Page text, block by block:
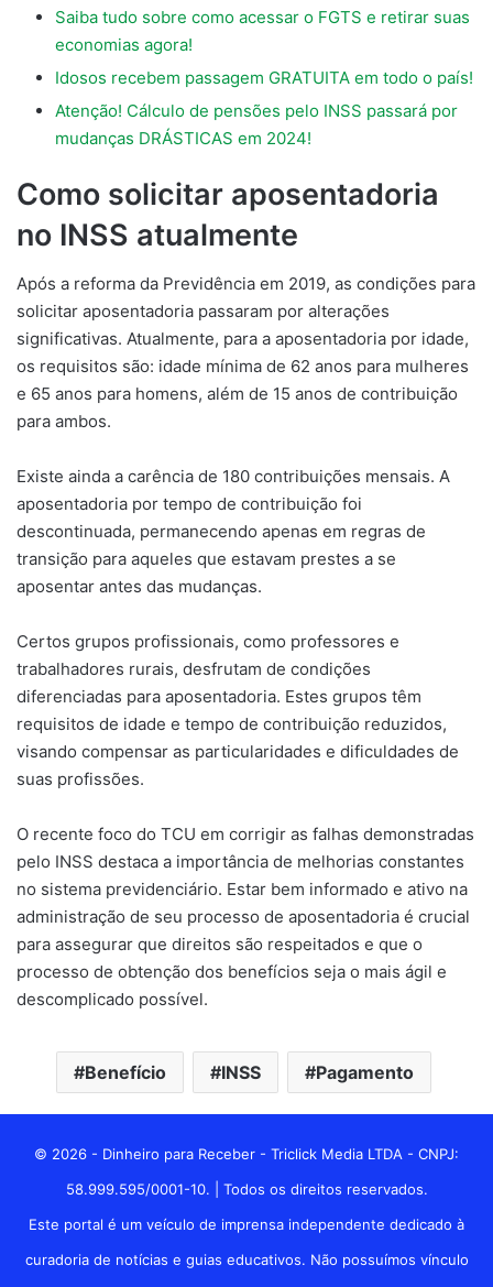
Saiba tudo sobre como acessar o FGTS e retirar suas
economias agora!
Idosos recebem passagem GRATUITA em todo o país!
Atenção! Cálculo de pensões pelo INSS passará por
mudanças DRÁSTICAS em 2024!
Como solicitar aposentadoria
no INSS atualmente
Após a reforma da Previdência em 2019, as condições para
solicitar aposentadoria passaram por alterações
significativas. Atualmente, para a aposentadoria por idade,
os requisitos são: idade mínima de 62 anos para mulheres
e 65 anos para homens, além de 15 anos de contribuição
para ambos.
Existe ainda a carência de 180 contribuições mensais. A
aposentadoria por tempo de contribuição foi
descontinuada, permanecendo apenas em regras de
transição para aqueles que estavam prestes a se
aposentar antes das mudanças.
Certos grupos profissionais, como professores e
trabalhadores rurais, desfrutam de condições
diferenciadas para aposentadoria. Estes grupos têm
requisitos de idade e tempo de contribuição reduzidos,
visando compensar as particularidades e dificuldades de
suas profissões.
O recente foco do TCU em corrigir as falhas demonstradas
pelo INSS destaca a importância de melhorias constantes
no sistema previdenciário. Estar bem informado e ativo na
administração de seu processo de aposentadoria é crucial
para assegurar que direitos são respeitados e que o
processo de obtenção dos benefícios seja o mais ágil e
descomplicado possível.
Benefício INSS Pagamento
© 2026 - Dinheiro para Receber - Triclick Media LTDA - CNPJ:
58.999.595/0001-10. | Todos os direitos reservados.
Este portal é um veículo de imprensa independente dedicado à
curadoria de notícias e guias educativos. Não possuímos vínculo